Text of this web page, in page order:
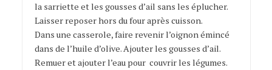
la sarriette et les gousses d’ail sans les éplucher.
Laisser reposer hors du four après cuisson.
Dans une casserole, faire revenir l’oignon émincé
dans de l’huile d’olive. Ajouter les gousses d’ail.
Remuer et ajouter l’eau pour couvrir les légumes.